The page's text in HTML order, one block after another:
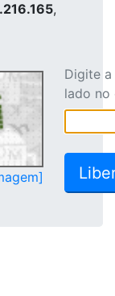
,
Digite
lado no